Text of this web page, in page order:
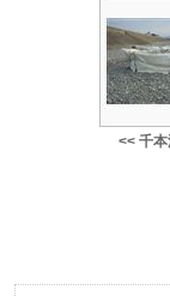
<< 千